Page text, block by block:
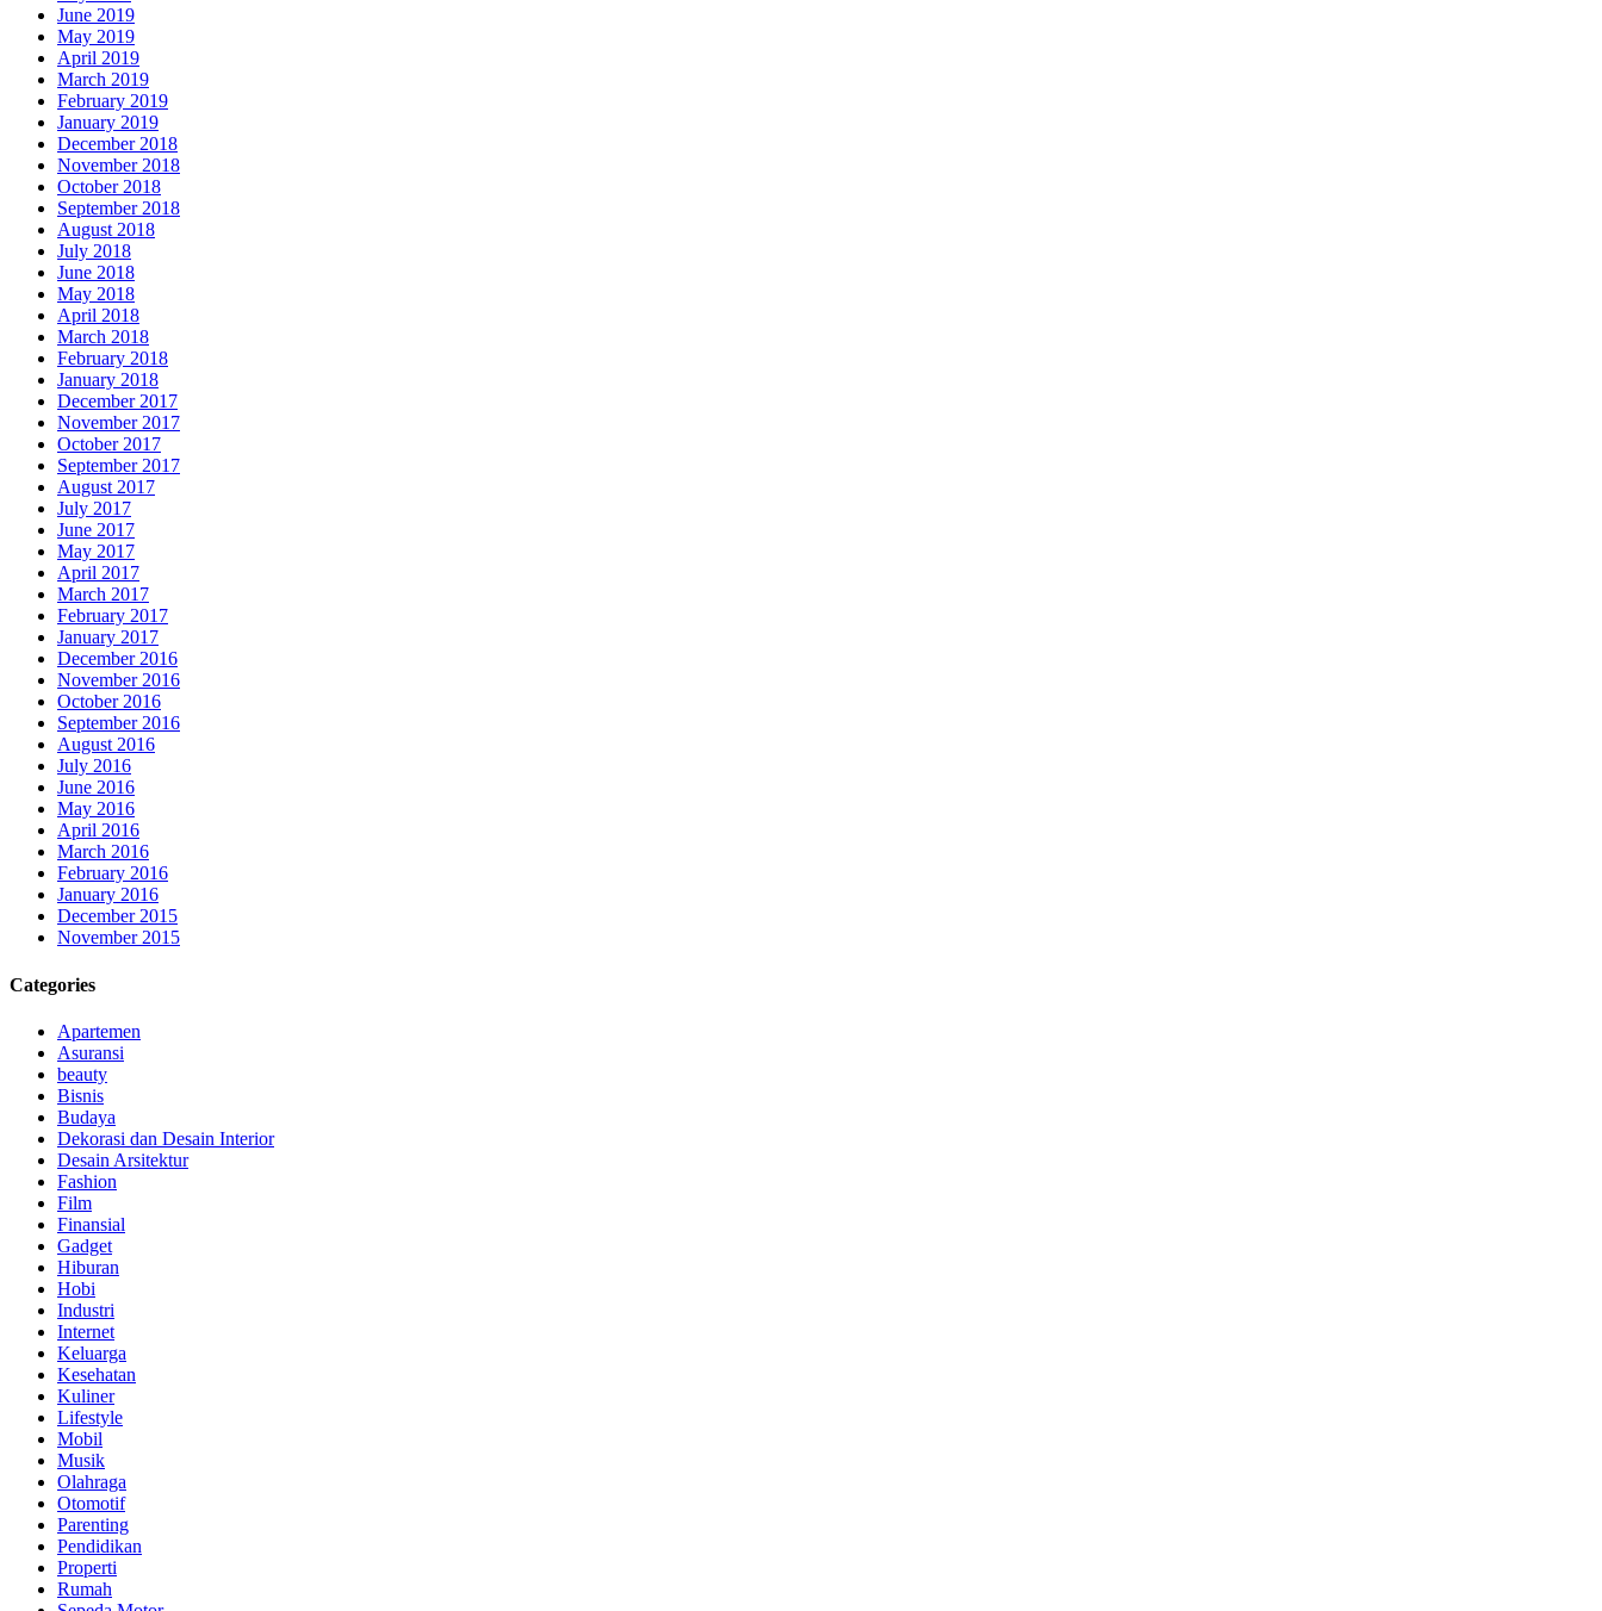
June 2019
May 2019
April 2019
March 2019
February 2019
January 2019
December 2018
November 2018
October 2018
September 2018
August 2018
July 2018
June 2018
May 2018
April 2018
March 2018
February 2018
January 2018
December 2017
November 2017
October 2017
September 2017
August 2017
July 2017
June 2017
May 2017
April 2017
March 2017
February 2017
January 2017
December 2016
November 2016
October 2016
September 2016
August 2016
July 2016
June 2016
May 2016
April 2016
March 2016
February 2016
January 2016
December 2015
November 2015
Categories
Apartemen
Asuransi
beauty
Bisnis
Budaya
Dekorasi dan Desain Interior
Desain Arsitektur
Fashion
Film
Finansial
Gadget
Hiburan
Hobi
Industri
Internet
Keluarga
Kesehatan
Kuliner
Lifestyle
Mobil
Musik
Olahraga
Otomotif
Parenting
Pendidikan
Properti
Rumah